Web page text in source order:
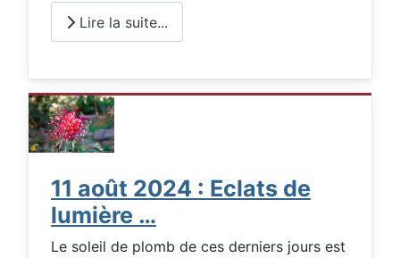
Lire la suite...
11 août 2024 : Eclats de
lumière …
Le soleil de plomb de ces derniers jours est